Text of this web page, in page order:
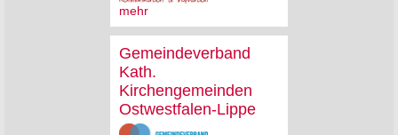
mehr
Gemeindeverband
Kath.
Kirchengemeinden
Ostwestfalen-Lippe